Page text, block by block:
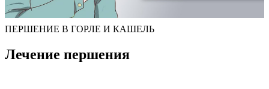
ПЕРШЕНИЕ В ГОРЛЕ И КАШЕЛЬ
Лечение першения